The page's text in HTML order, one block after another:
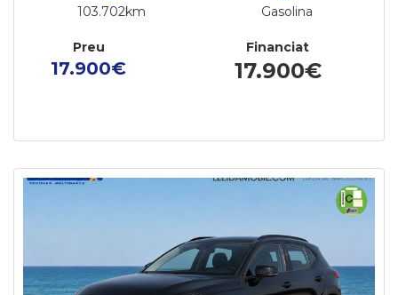
103.702km Gasolina
Preu
17.900€
Financiat
17.900€